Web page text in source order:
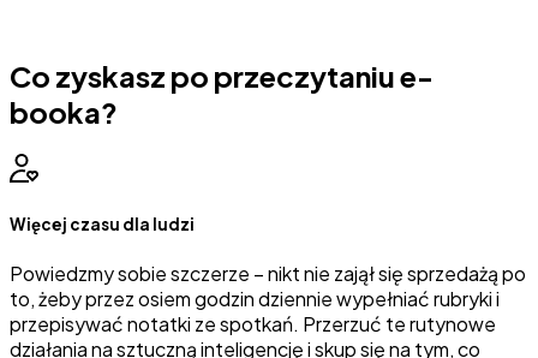
Co zyskasz po przeczytaniu e-
booka?
Więcej czasu dla ludzi
Powiedzmy sobie szczerze – nikt nie zajął się sprzedażą po
to, żeby przez osiem godzin dziennie wypełniać rubryki i
przepisywać notatki ze spotkań. Przerzuć te rutynowe
działania na sztuczną inteligencję i skup się na tym, co